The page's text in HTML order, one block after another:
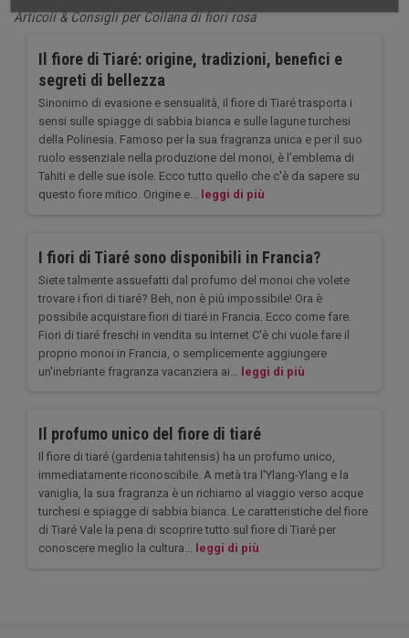
Articoli & Consigli per Collana di fiori rosa
Il fiore di Tiaré: origine, tradizioni, benefici e
segreti di bellezza
Sinonimo di evasione e sensualità, il fiore di Tiaré trasporta i
sensi sulle spiagge di sabbia bianca e sulle lagune turchesi
della Polinesia. Famoso per la sua fragranza unica e per il suo
ruolo essenziale nella produzione del monoi, è l'emblema di
Tahiti e delle sue isole. Ecco tutto quello che c'è da sapere su
questo fiore mitico. Origine e...
leggi di più
I fiori di Tiaré sono disponibili in Francia?
Siete talmente assuefatti dal profumo del monoi che volete
trovare i fiori di tiaré? Beh, non è più impossibile! Ora è
possibile acquistare fiori di tiaré in Francia. Ecco come fare.
Fiori di tiaré freschi in vendita su Internet C'è chi vuole fare il
proprio monoi in Francia, o semplicemente aggiungere
un'inebriante fragranza vacanziera ai... leggi di più
Il profumo unico del fiore di tiaré
Il fiore di tiaré (gardenia tahitensis) ha un profumo unico,
immediatamente riconoscibile. A metà tra l'Ylang-Ylang e la
vaniglia, la sua fragranza è un richiamo al viaggio verso acque
turchesi e spiagge di sabbia bianca. Le caratteristiche del fiore
di Tiaré Vale la pena di scoprire tutto sul fiore di Tiaré per
conoscere meglio la cultura... leggi di più